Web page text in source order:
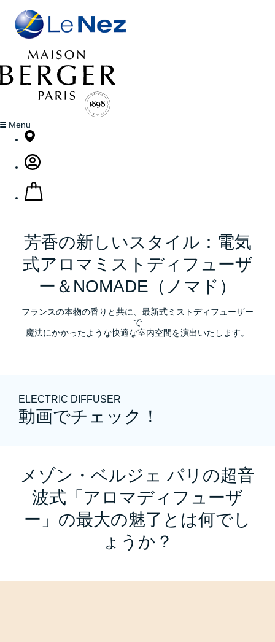
Menu
芳香の新しいスタイル：電気
式アロマミストディフューザ
ー＆NOMADE（ノマド）
フランスの本物の香りと共に、最新式ミストディフューザー
で
魔法にかかったような快適な室内空間を演出いたします。
ELECTRIC DIFFUSER
動画でチェック！
メゾン・ベルジェ パリの超音
波式「アロマディフューザ
ー」の最大の魅了とは何でし
ょうか？